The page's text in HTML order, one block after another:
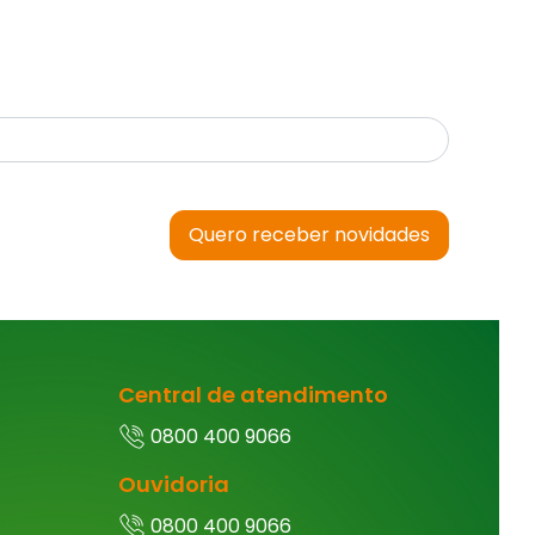
Quero receber novidades
Central de atendimento
0800 400 9066
Ouvidoria
0800 400 9066